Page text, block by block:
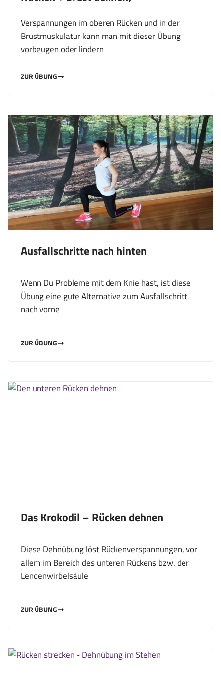
Verspannungen im oberen Rücken und in der
Brustmuskulatur kann man mit dieser Übung
vorbeugen oder lindern
ZUR ÜBUNG
Ausfallschritte nach hinten
Wenn Du Probleme mit dem Knie hast, ist diese
Übung eine gute Alternative zum Ausfallschritt
nach vorne
ZUR ÜBUNG
Das Krokodil – Rücken dehnen
Diese Dehnübung löst Rückenverspannungen, vor
allem im Bereich des unteren Rückens bzw. der
Lendenwirbelsäule
ZUR ÜBUNG